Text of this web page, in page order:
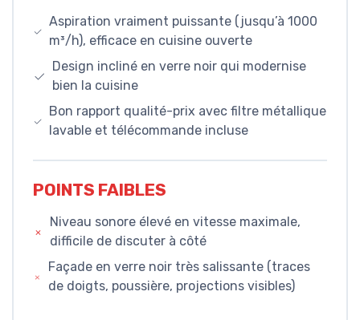
Aspiration vraiment puissante (jusqu’à 1000
m³/h), efficace en cuisine ouverte
Design incliné en verre noir qui modernise
bien la cuisine
Bon rapport qualité-prix avec filtre métallique
lavable et télécommande incluse
POINTS FAIBLES
Niveau sonore élevé en vitesse maximale,
difficile de discuter à côté
Façade en verre noir très salissante (traces
de doigts, poussière, projections visibles)